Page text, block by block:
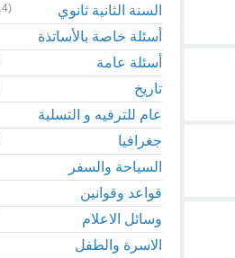
السنة الثانية ثانوي (2.4ألف)
أسئلة خاصة بالأساتذة
أسئلة عامة
تاريخ
عام للترفيه و التسلية
جغرافيا
السياحة والسفر
قواعد وقوانين
وسائل الاعلام
الاسرة والطفل